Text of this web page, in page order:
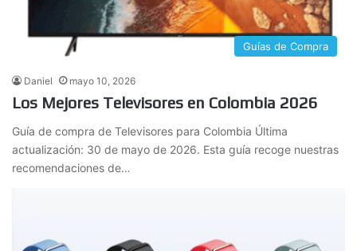
Guías de Compra
Daniel mayo 10, 2026
Los Mejores Televisores en Colombia 2026
Guía de compra de Televisores para Colombia Última
actualización: 30 de mayo de 2026. Esta guía recoge nuestras
recomendaciones de…